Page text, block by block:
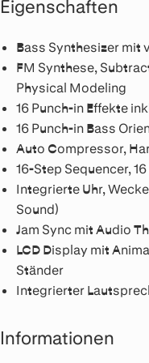
Eigenschaften
Bass Synthesizer mit
FM Synthese,
Physical Modeling
16 Punch-in Effekte
16 Punch-in Bass
Auto Compressor,
16-Step Sequencer,
Integrierte Uhr,
Sound)
Jam Sync mit Audio
LCD Display mit
Ständer
Integrierter
Informationen